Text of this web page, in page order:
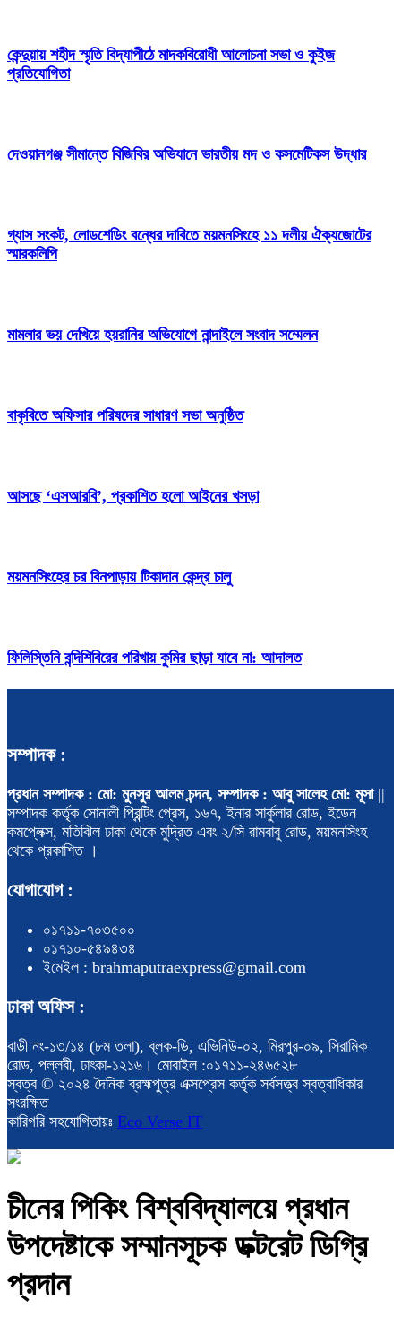
কেন্দুয়ায় শহীদ স্মৃতি বিদ্যাপীঠে মাদকবিরোধী আলোচনা সভা ও কুইজ
প্রতিযোগিতা
দেওয়ানগঞ্জ সীমান্তে বিজিবির অভিযানে ভারতীয় মদ ও কসমেটিকস উদ্ধার
গ্যাস সংকট, লোডশেডিং বন্ধের দাবিতে ময়মনসিংহে ১১ দলীয় ঐক্যজোটের
স্মারকলিপি
মামলার ভয় দেখিয়ে হয়রানির অভিযোগে নান্দাইলে সংবাদ সম্মেলন
বাকৃবিতে অফিসার পরিষদের সাধারণ সভা অনুষ্ঠিত
আসছে ‘এসআরবি’, প্রকাশিত হলো আইনের খসড়া
ময়মনসিংহের চর বিনপাড়ায় টিকাদান কেন্দ্র চালু
ফিলিস্তিনি বন্দিশিবিরের পরিখায় কুমির ছাড়া যাবে না: আদালত
সম্পাদক :
প্রধান সম্পাদক : মো: মুনসুর আলম চন্দন, সম্পাদক : আবু সালেহ মো: মূসা||
সম্পাদক কর্তৃক সোনালী প্রিন্টিং প্রেস, ১৬৭, ইনার সার্কুলার রোড, ইডেন
কমপ্লেক্স, মতিঝিল ঢাকা থেকে মুদ্রিত এবং ২/সি রামবাবু রোড, ময়মনসিংহ
থেকে প্রকাশিত ।
যোগাযোগ :
০১৭১১-৭০৩৫০০
০১৭১০-৫৪৯৪৩৪
ইমেইল : brahmaputraexpress@gmail.com
ঢাকা অফিস :
বাড়ী নং-১৩/১৪ (৮ম তলা), ব্লক-ডি, এভিনিউ-০২, মিরপুর-০৯, সিরামিক
রোড, পল্লবী, ঢাৎকা-১২১৬। মোবাইল :০১৭১১-২৪৬৫২৮
স্বত্ব © ২০২৪ দৈনিক ব্রহ্মপুত্র এক্সপ্রেস কর্তৃক সর্বসত্ত্ব স্বত্বাধিকার
সংরক্ষিত
কারিগরি সহযোগিতায়ঃ Eco Verse IT
চীনের পিকিং বিশ্ববিদ্যালয়ে প্রধান
উপদেষ্টাকে সম্মানসূচক ডক্টরেট ডিগ্রি
প্রদান